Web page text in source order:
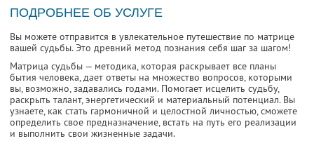
ПОДРОБНЕЕ ОБ УСЛУГЕ
Вы можете отправится в увлекательное путешествие по матрице
вашей судьбы. Это древний метод познания себя шаг за шагом!
Матрица судьбы — методика, которая раскрывает все планы
бытия человека, дает ответы на множество вопросов, которыми
вы, возможно, задавались годами. Помогает исцелить судьбу,
раскрыть талант, энергетический и материальный потенциал. Вы
узнаете, как стать гармоничной и целостной личностью, сможете
определить свое предназначение, встать на путь его реализации
и выполнить свои жизненные задачи.